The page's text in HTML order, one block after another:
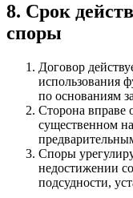
8. Срок
споры
Договор
использования
по основаниям
Сторона вправе
существенном
Споры
недостижении
подсудности,